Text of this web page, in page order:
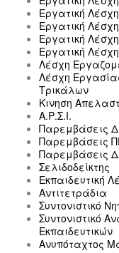
Εργατική
Εργατική
Εργατική
Εργατική
Λέσχη
Λέσχη
Τρικάλων
Κινηση
Α.Ρ.Σ.Ι.
Παρεμβάσεις
Παρεμβάσεις
Παρεμβάσεις
Σελιδοδείκτης
Εκπαιδευτική
Αντιτετράδια
Συντονιστικό
Συντονιστικό
Εκπαιδευτικών
Ανυπόταχτος